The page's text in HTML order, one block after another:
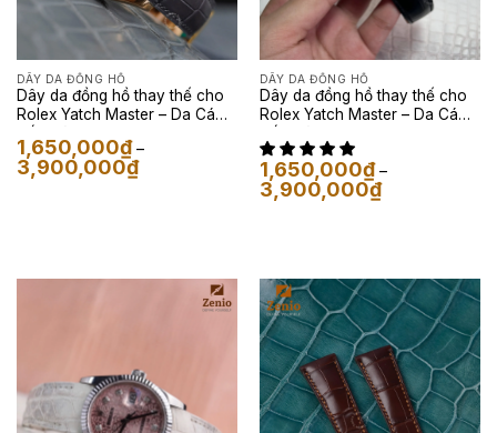
DÂY DA ĐỒNG HỒ
Dây da đồng hồ thay thế cho
Rolex Yatch Master – Da Cá
1,650,000₫ –
3,900,000₫Khoảng
giá:
DÂY DA ĐỒNG HỒ
Dây da đồng hồ thay thế cho
Rolex Yatch Master – Da Cá
1,650,000₫ –
3,900,000₫Khoảng
giá: